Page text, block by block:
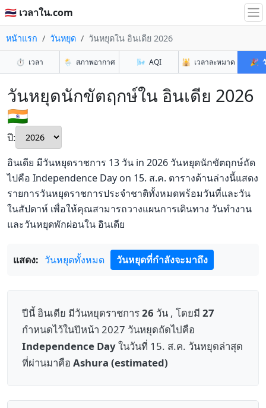
🇹🇭 เวลาใน.com
หน้าแรก วันหยุด วันหยุดใน อินเดีย 2026
⏱️ เวลา 🌦️ สภาพอากาศ 🌬️ AQI 🕌 เวลาละหมาด 🎉
วันหยุดนักขัตฤกษ์ใน อินเดีย 2026
🇮🇳
ปี:
อินเดีย มีวันหยุดราชการ 13 วัน in 2026 วันหยุดนักขัตฤกษ์ถัด
ไปคือ Independence Day on 15. ส.ค. ตารางด้านล่างนี้แสดง
รายการวันหยุดราชการประจำชาติทั้งหมดพร้อมวันที่และวัน
ในสัปดาห์ เพื่อให้คุณสามารถวางแผนการเดินทาง วันทำงาน
และวันหยุดพักผ่อนใน อินเดีย
แสดง: วันหยุดทั้งหมด วันหยุดที่กำลังจะมาถึง
ปีนี้ อินเดีย มีวันหยุดราชการ26 วัน , โดยมี 27
กำหนดไว้ในปีหน้า 2027 วันหยุดถัดไปคือ
Independence Dayในวันที่ 15. ส.ค. วันหยุดล่าสุด
ที่ผ่านมาคือ Ashura (estimated)